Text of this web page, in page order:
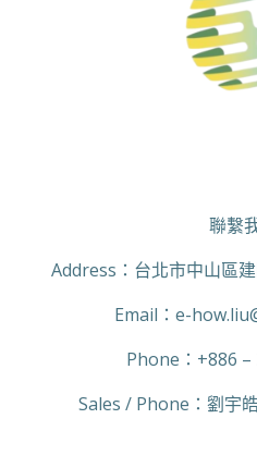
聯繫
Address：台北市中山區
Email： e-how.liu
Phone：+886 –
Sales / Phone：劉宇